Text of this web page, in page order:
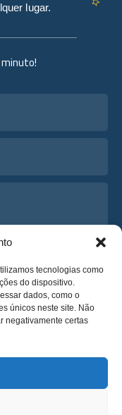
tecnologias como
do dispositivo.
dados, como o
únicos neste site. Não
negativamente certas
lugar.